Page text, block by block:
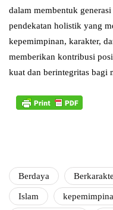
dalam membentuk
pendekatan holistik yang
kepemimpinan, karakter,
memberikan kontribusi
kuat dan berintegritas
Berdaya
Islam